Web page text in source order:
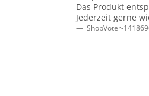
Das Produkt
Jederzeit gerne
ShopVoter-